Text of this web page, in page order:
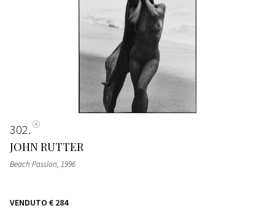
302
JOHN RUTTER
Beach Passion, 1996
VENDUTO € 284